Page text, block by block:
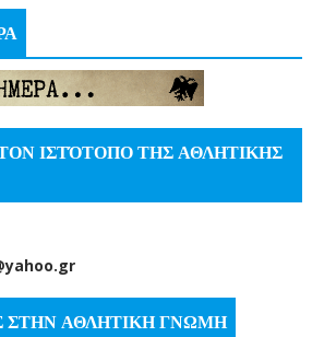
ΙΣΤΌΤΟΠΟ ΤΗΣ ΑΘΛΗΤΙΚΗΣ
ΣΤΗΝ ΑΘΛΗΤΙΚΗ ΓΝΩΜΗ